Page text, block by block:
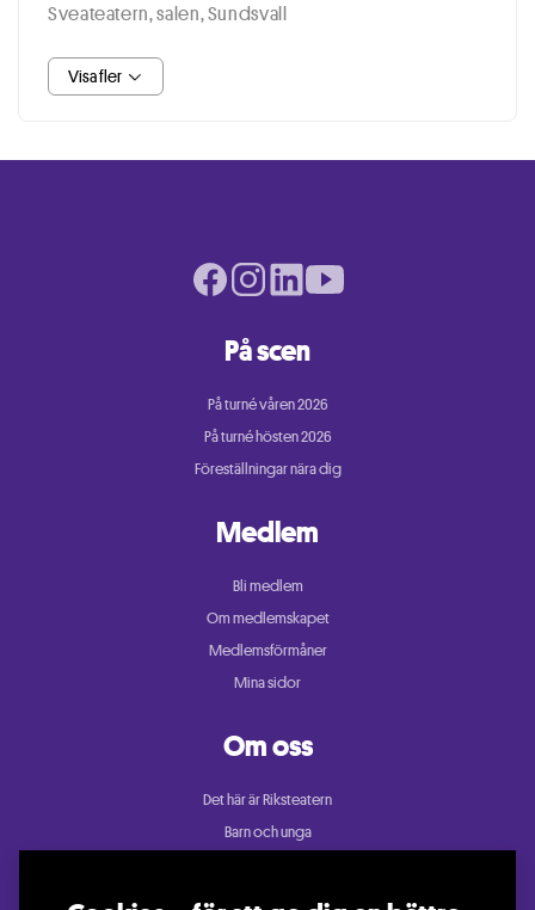
Sveateatern, salen, Sundsvall
Visa fler
På scen
På turné våren 2026
På turné hösten 2026
Föreställningar nära dig
Medlem
Bli medlem
Om medlemskapet
Medlemsförmåner
Mina sidor
Om oss
Det här är Riksteatern
Barn och unga
Facebook page
Instagram page
LinkedIn pageYoutube page